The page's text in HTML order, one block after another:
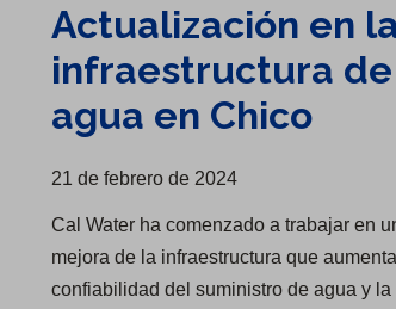
Actualización en
infraestructura de
agua en Chico
21 de febrero de 2024
Cal Water ha comenzado a trabajar en
mejora de la infraestructura que
confiabilidad del suministro de agua y la